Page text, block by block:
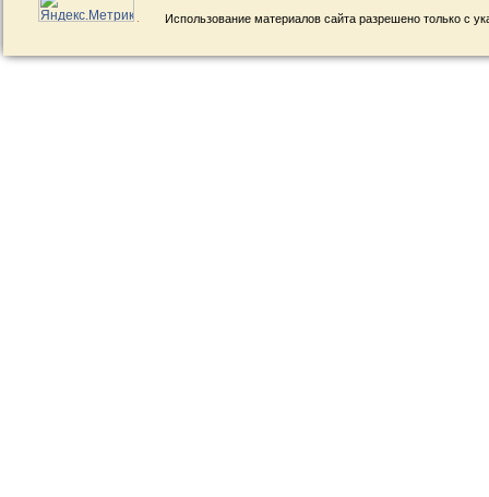
Использование материалов сайта разрешено только с